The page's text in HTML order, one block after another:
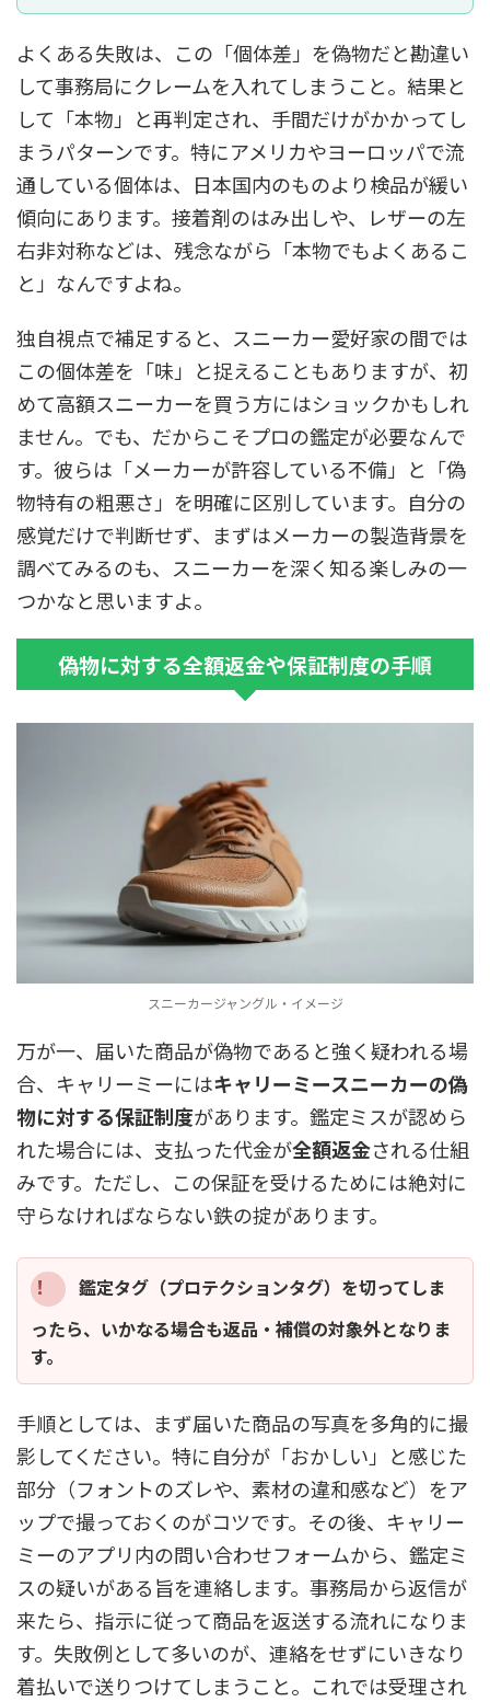
よくある失敗は、この「個体差」を偽物だと勘違い
して事務局にクレームを入れてしまうこと。結果と
して「本物」と再判定され、手間だけがかかってし
まうパターンです。特にアメリカやヨーロッパで流
通している個体は、日本国内のものより検品が緩い
傾向にあります。接着剤のはみ出しや、レザーの左
右非対称などは、残念ながら「本物でもよくあるこ
と」なんですよね。
独自視点で補足すると、スニーカー愛好家の間では
この個体差を「味」と捉えることもありますが、初
めて高額スニーカーを買う方にはショックかもしれ
ません。でも、だからこそプロの鑑定が必要なんで
す。彼らは「メーカーが許容している不備」と「偽
物特有の粗悪さ」を明確に区別しています。自分の
感覚だけで判断せず、まずはメーカーの製造背景を
調べてみるのも、スニーカーを深く知る楽しみの一
つかなと思いますよ。
偽物に対する全額返金や保証制度の手順
スニーカージャングル・イメージ
万が一、届いた商品が偽物であると強く疑われる場
合、キャリーミーにはキャリーミースニーカーの偽
物に対する保証制度があります。鑑定ミスが認めら
れた場合には、支払った代金が全額返金される仕組
みです。ただし、この保証を受けるためには絶対に
守らなければならない鉄の掟があります。
鑑定タグ（プロテクションタグ）を切ってしま
ったら、いかなる場合も返品・補償の対象外となりま
す。
手順としては、まず届いた商品の写真を多角的に撮
影してください。特に自分が「おかしい」と感じた
部分（フォントのズレや、素材の違和感など）をア
ップで撮っておくのがコツです。その後、キャリー
ミーのアプリ内の問い合わせフォームから、鑑定ミ
スの疑いがある旨を連絡します。事務局から返信が
来たら、指示に従って商品を返送する流れになりま
す。失敗例として多いのが、連絡をせずにいきなり
着払いで送りつけてしまうこと。これでは受理され